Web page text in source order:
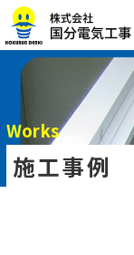
Works
施工事例